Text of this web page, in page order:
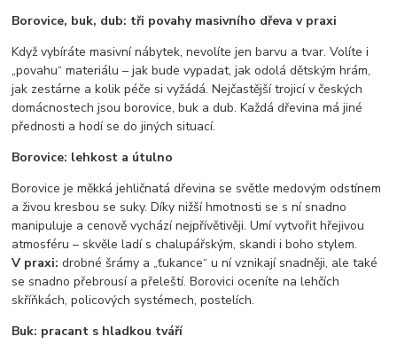
Borovice, buk, dub: tři povahy masivního dřeva v praxi
Když vybíráte masivní nábytek, nevolíte jen barvu a tvar. Volíte i
„povahu“ materiálu – jak bude vypadat, jak odolá dětským hrám,
jak zestárne a kolik péče si vyžádá. Nejčastější trojicí v českých
domácnostech jsou borovice, buk a dub. Každá dřevina má jiné
přednosti a hodí se do jiných situací.
Borovice: lehkost a útulno
Borovice je měkká jehličnatá dřevina se světle medovým odstínem
a živou kresbou se suky. Díky nižší hmotnosti se s ní snadno
manipuluje a cenově vychází nejpřívětivěji. Umí vytvořit hřejivou
atmosféru – skvěle ladí s chalupářským, skandi i boho stylem.
V praxi: drobné šrámy a „ťukance“ u ní vznikají snadněji, ale také
se snadno přebrousí a přeleští. Borovici oceníte na lehčích
skříňkách, policových systémech, postelích.
Buk: pracant s hladkou tváří